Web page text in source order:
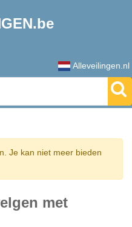
Alleveilingen.nl
Je kan niet meer bieden
met